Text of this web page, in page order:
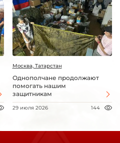
Москва, Татарстан
Однополчане продолжают
помогать нашим
защитникам
29 июля 2026 144